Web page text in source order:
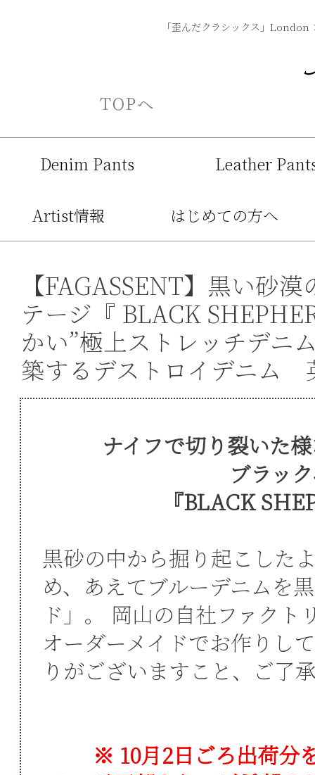
「歪んだクラシックス」
Denim Pants Leather
Artist情報 はじめての方へ
【FAGASSENT】黒い砂
テージ『 BLACK
かい”極上ストレッチデニ
築するデストロイデニム
ナイフで切り裂いた
ブラッ
『BLACK
黒砂の中から掘り起こした
め、あえてブルーデニムを
ド」。 岡山の自社ファク
オーダーメイドでお作りし
りがございますこと、ご了
※
ごろ出荷分